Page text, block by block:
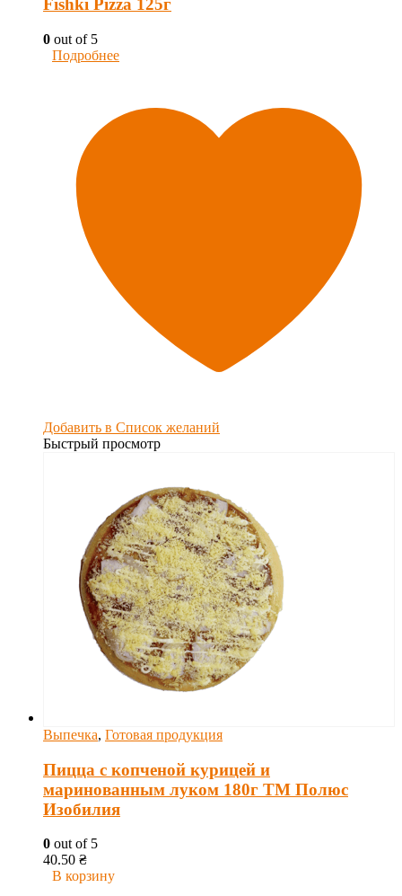
Fishki Pizza 125г
0 out of 5
Подробнее
Добавить в Список желаний
Быстрый просмотр
Выпечка, Готовая продукция
Пицца с копченой курицей и
маринованным луком 180г ТМ Полюс
Изобилия
0 out of 5
40.50 ₴
В корзину